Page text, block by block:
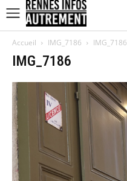
Accueil IMG_7186 IMG_7186
IMG_7186